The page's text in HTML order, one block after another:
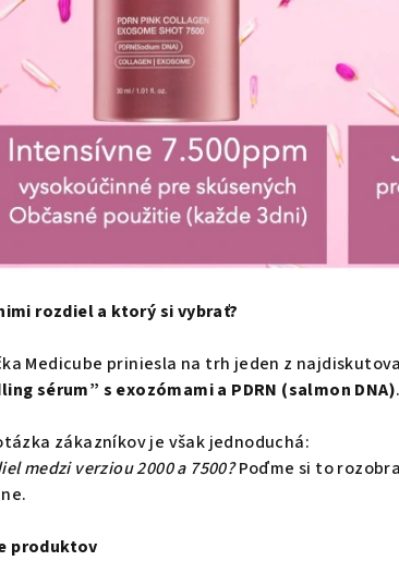
rozdiel a ktorý si vybrať?
Medicube priniesla na trh jeden z
sérum” s exozómami a PDRN (salmon DNA).
zákazníkov je však jednoduchá:
medzi verziou 2000 a 7500?Poďme si to
produktov